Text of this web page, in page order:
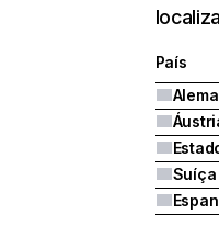
País
Suíça